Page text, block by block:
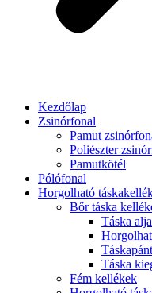
Kezdőlap
Zsinórfonal
Pamut
Poliészter
Pamutkötél
Pólófonal
Horgolható
Bőr táska
Táska
Táskapánt
Táska
Fém kellékek